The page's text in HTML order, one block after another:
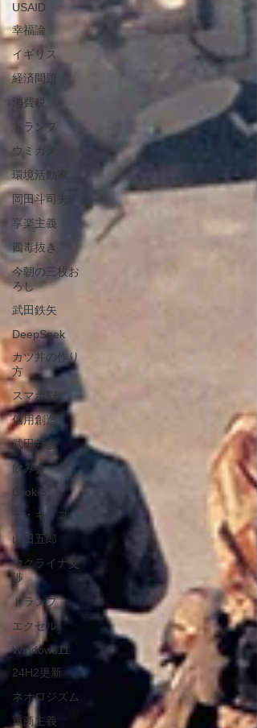
USAID
幸福論
イギリス
経済問題
消費税
トランプ
ウミガメ
環境活動家
岡田斗司夫
享楽主義
四毒抜き
今朝の三枚お
ろし
武田鉄矢
DeepSeek
カツ丼の作り
方
スマホ脳
信用創造
武田邦彦
飲み会
Grok 3
デ・キリコ
山田五郎
ウクライナ交
渉
トランプ
エクセル
Windows11
24H2更新
ネオロジズム
重商主義